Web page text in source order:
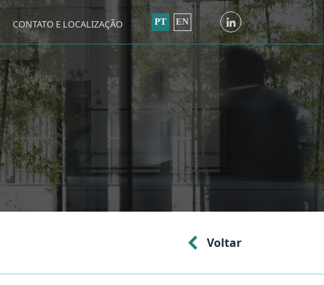
CONTATO E LOCALIZAÇÃO PT EN
Voltar